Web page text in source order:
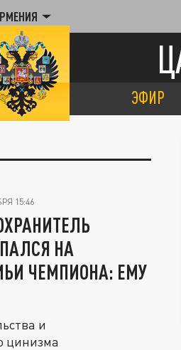
ЭФИР
15:46
НА
ЧЕМПИОНА: ЕМУ
и
цинизма